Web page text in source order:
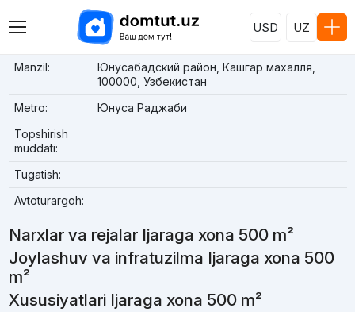
USD UZ
Manzil:
Юнусабадский район, Кашгар махалля,
100000, Узбекистан
Metro:
Юнуса Раджаби
Topshirish
muddati:
Tugatish:
Avtoturargoh:
Narxlar va rejalar Ijaraga xona 500 m²
Joylashuv va infratuzilma Ijaraga xona 500
m²
Xususiyatlari Ijaraga xona 500 m²